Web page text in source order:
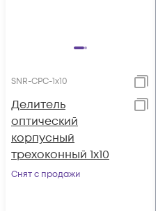
SNR-CPC-1x10
Делитель
оптический
корпусный
трехоконный 1х10
Снят с продажи